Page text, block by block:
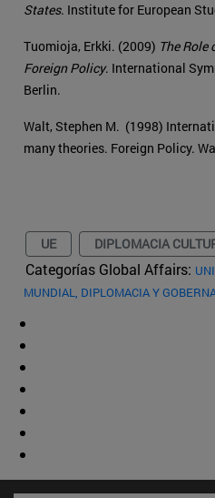
States. Institute for European
Tuomioja, Erkki. (2009) The Role
Foreign Policy. International
Berlin.
Walt, Stephen M. (1998)
many theories. Foreign Policy.
UE DIPLOMACIA
Categorías Global Affairs:
MUNDIAL, DIPLOMACIA Y